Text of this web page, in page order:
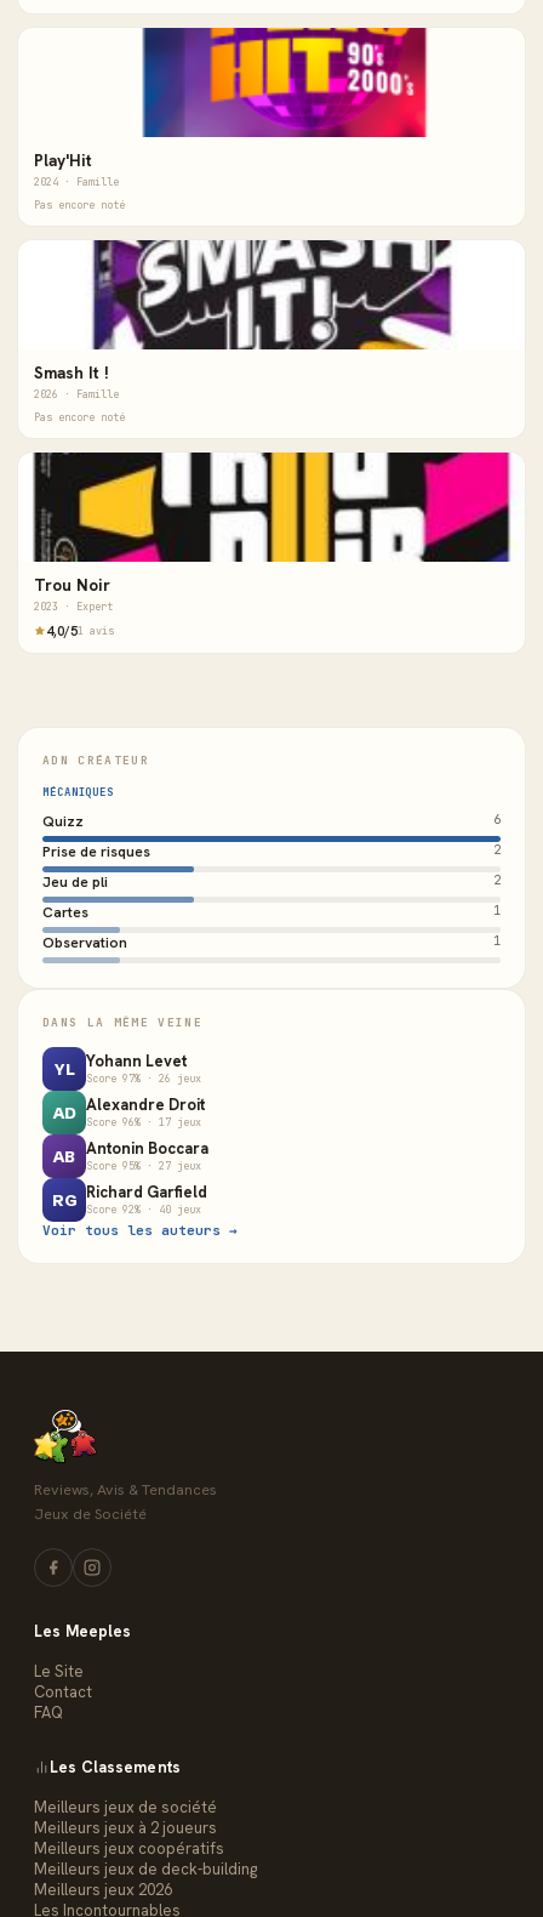
Play'Hit
2024 · Famille
Pas encore noté
Smash It !
2026 · Famille
Pas encore noté
Trou Noir
2023 · Expert
4,0/51 avis
ADN CRÉATEUR
MÉCANIQUES
Quizz 6
Prise de risques 2
Jeu de pli 2
Cartes 1
Observation 1
DANS LA MÊME VEINE
YL Yohann Levet
Score 97% · 26 jeux
AD Alexandre Droit
Score 96% · 17 jeux
AB Antonin Boccara
Score 95% · 27 jeux
RG Richard Garfield
Score 92% · 40 jeux
Voir tous les auteurs →
Reviews, Avis & Tendances
Jeux de Société
Les Meeples
Le Site
Contact
FAQ
Les Classements
Meilleurs jeux de société
Meilleurs jeux à 2 joueurs
Meilleurs jeux coopératifs
Meilleurs jeux de deck-building
Meilleurs jeux 2026
Les Incontournables